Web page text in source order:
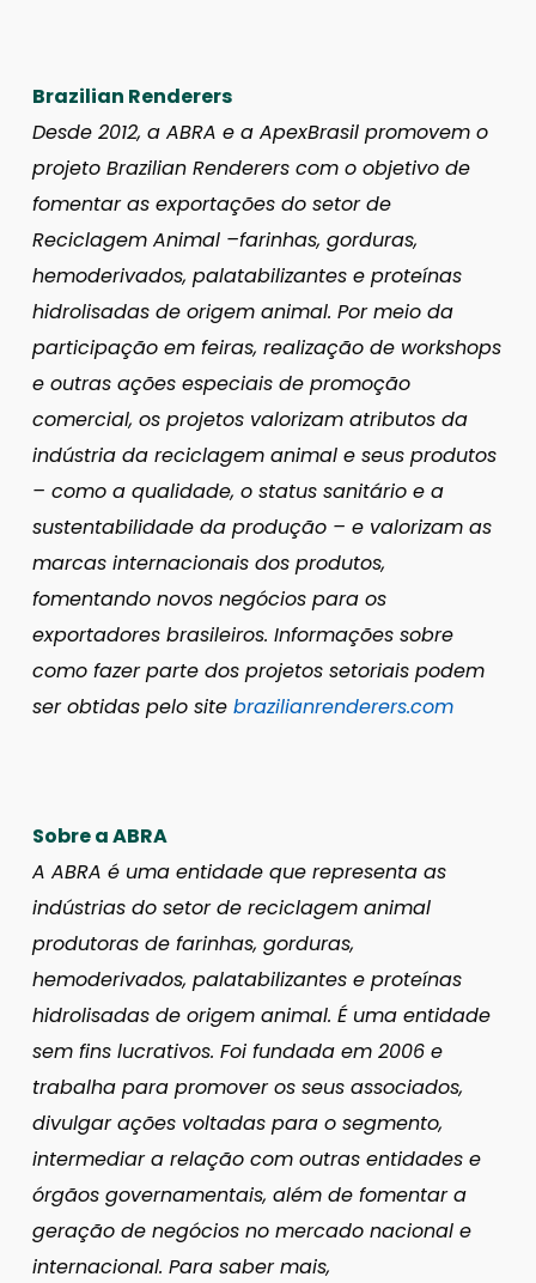
Brazilian Renderers
Desde 2012, a ABRA e a ApexBrasil promovem o
projeto Brazilian Renderers com o objetivo de
fomentar as exportações do setor de
Reciclagem Animal –farinhas, gorduras,
hemoderivados, palatabilizantes e proteínas
hidrolisadas de origem animal. Por meio da
participação em feiras, realização de workshops
e outras ações especiais de promoção
comercial, os projetos valorizam atributos da
indústria da reciclagem animal e seus produtos
– como a qualidade, o status sanitário e a
sustentabilidade da produção – e valorizam as
marcas internacionais dos produtos,
fomentando novos negócios para os
exportadores brasileiros. Informações sobre
como fazer parte dos projetos setoriais podem
ser obtidas pelo site brazilianrenderers.com
Sobre a ABRA
A ABRA é uma entidade que representa as
indústrias do setor de reciclagem animal
produtoras de farinhas, gorduras,
hemoderivados, palatabilizantes e proteínas
hidrolisadas de origem animal. É uma entidade
sem fins lucrativos. Foi fundada em 2006 e
trabalha para promover os seus associados,
divulgar ações voltadas para o segmento,
intermediar a relação com outras entidades e
órgãos governamentais, além de fomentar a
geração de negócios no mercado nacional e
internacional. Para saber mais,